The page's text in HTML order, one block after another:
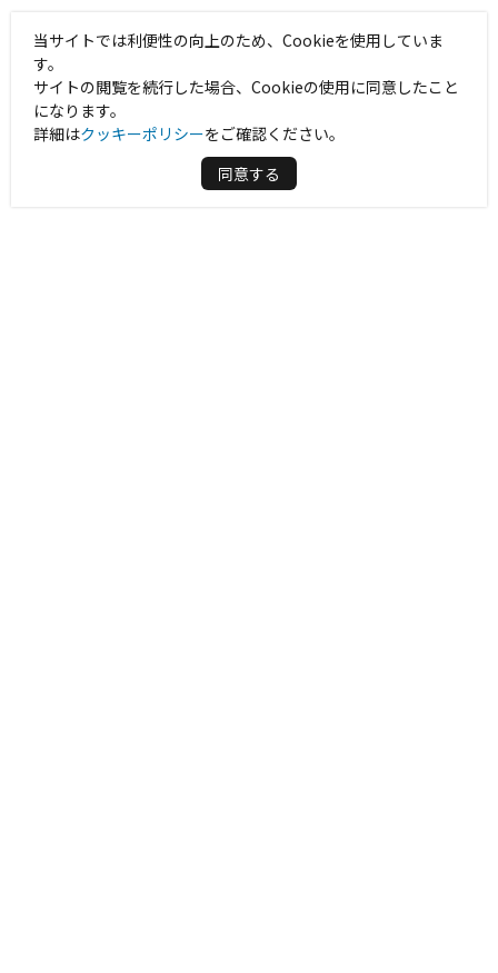
当サイトでは利便性の向上のため、Cookieを使用していま
す。
サイトの閲覧を続行した場合、Cookieの使用に同意したこと
になります。
詳細はクッキーポリシーをご確認ください。
同意する